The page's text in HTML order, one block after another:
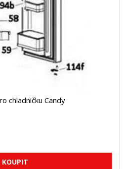
chladničku Candy